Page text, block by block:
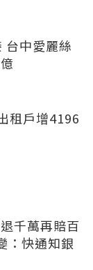
台中愛麗絲
租戶增4196
千萬再賠百
：快通知銀